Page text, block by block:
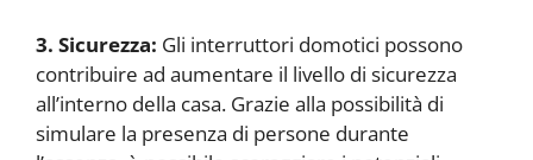
3. Sicurezza: Gli interruttori domotici possono
contribuire ad aumentare il livello di sicurezza
all’interno della casa. Grazie alla possibilità di
simulare la presenza di persone durante